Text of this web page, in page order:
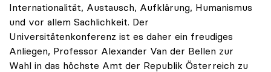
Internationalität, Austausch, Aufklärung, Humanismus
und vor allem Sachlichkeit. Der
Universitätenkonferenz ist es daher ein freudiges
Anliegen, Professor Alexander Van der Bellen zur
Wahl in das höchste Amt der Republik Österreich zu